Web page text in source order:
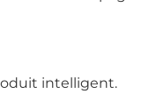
intelligent.